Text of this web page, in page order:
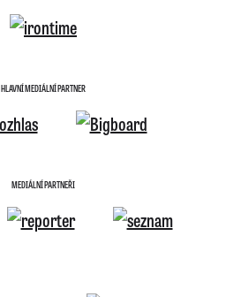
HLAVNÍ MEDIÁLNÍ PARTNER
MEDIÁLNÍ PARTNEŘI